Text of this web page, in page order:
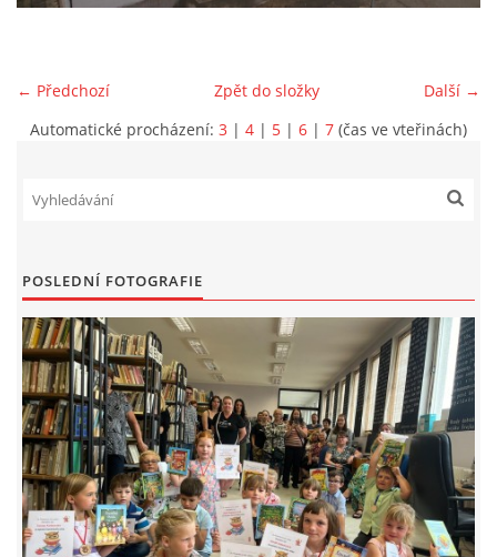
STREET ART
PROJEKT FLYNN "KNIHOVNA" CARSEN
E-KNIHY DO KAŽDÉ KNIHOVNY
GRANTY A DOTACE
MOBILNÍ APLIKACE
← Předchozí Další →
Zpět do složky
Automatické procházení: 3 | 4 | 5 | 6 | 7 (čas ve vteřinách)
POSLEDNÍ FOTOGRAFIE